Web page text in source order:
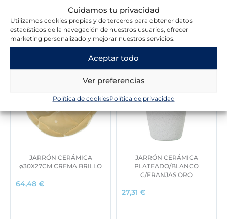
Cuidamos tu privacidad
Utilizamos cookies propias y de terceros para obtener datos
estadísticos de la navegación de nuestros usuarios, ofrecer
marketing personalizado y mejorar nuestros servicios.
Aceptar todo
Ver preferencias
Política de cookiesPolítica de privacidad
Novedades en la tienda
JARRÓN CERÁMICA
ø30X27CM CREMA BRILLO
64,48 €
JARRÓN CERÁMICA
PLATEADO/BLANCO
C/FRANJAS ORO
27,31 €